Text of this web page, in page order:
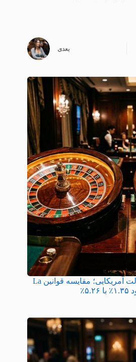
بعدی
تفاوت رولت فرانسوی و رولت آمریکایی؛ مقایسه قوانین La